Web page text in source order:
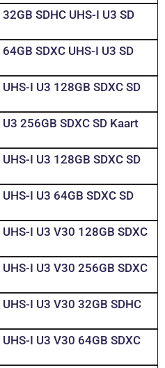
SDHC UHS-I U3 SD
SDXC UHS-I U3 SD
I U3 128GB SDXC SD
256GB SDXC SD Kaart
I U3 128GB SDXC SD
I U3 64GB SDXC SD
I U3 V30 128GB SDXC
I U3 V30 256GB SDXC
I U3 V30 32GB SDHC
I U3 V30 64GB SDXC